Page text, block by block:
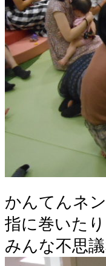
かんてんネ
指に巻いた
みんな不思